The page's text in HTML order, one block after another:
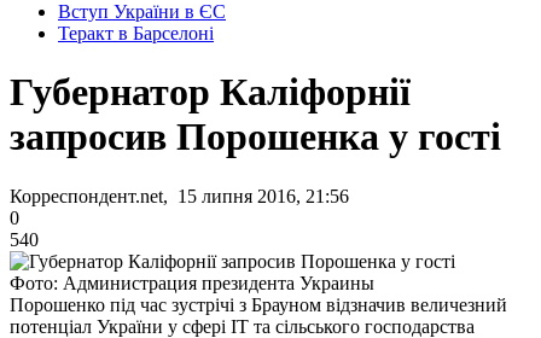
Вступ України в ЄС
Теракт в Барселоні
Губернатор Каліфорнії
запросив Порошенка у гості
Корреспондент.net, 15 липня 2016, 21:56
0
540
Фото: Администрация президента Украины
Порошенко під час зустрічі з Брауном відзначив величезний
потенціал України у сфері IT та сільського господарства